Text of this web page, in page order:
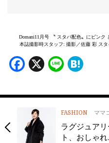
Domani11月号 〝 スタバ配色〟にピンク
本誌撮影時スタッフ: 撮影／佐藤 彩 ス
Facebook
X Line
FASHION ママ
ラグジュア
ト、おしゃ